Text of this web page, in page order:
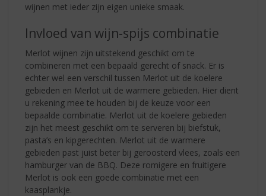
wijnen met ieder zijn eigen unieke smaak.
Invloed van wijn-spijs combinatie
Merlot wijnen zijn uitstekend geschikt om te
combineren met een bepaald gerecht of snack. Er is
echter wel een verschil tussen Merlot uit de koelere
gebieden en Merlot uit de warmere gebieden. Hier dient
u rekening mee te houden bij de keuze voor een
bepaalde combinatie. Merlot uit de koelere gebieden
zijn het meest geschikt om te serveren bij biefstuk,
pasta’s en kipgerechten. Merlot uit de warmere
gebieden past juist beter bij geroosterd vlees, zoals een
hamburger van de BBQ. Deze romigere en fruitigere
Merlot is ook een goede combinatie met een
kaasplankje.